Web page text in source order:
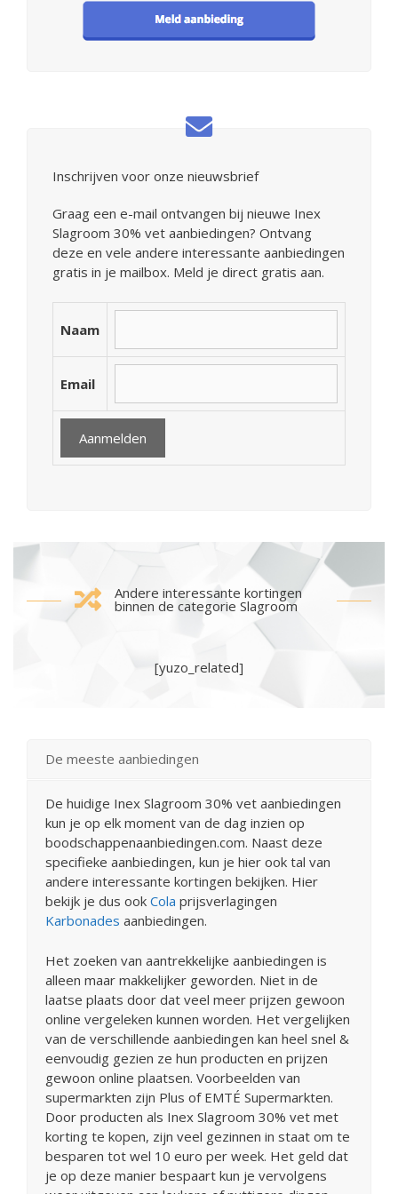
Inschrijven voor onze nieuwsbrief
Graag een e-mail ontvangen bij nieuwe Inex
Slagroom 30% vet aanbiedingen? Ontvang
deze en vele andere interessante aanbiedingen
gratis in je mailbox. Meld je direct gratis aan.
Naam
Email
Andere interessante kortingen
binnen de categorie Slagroom
[yuzo_related]
De meeste aanbiedingen
De huidige Inex Slagroom 30% vet aanbiedingen
kun je op elk moment van de dag inzien op
boodschappenaanbiedingen.com. Naast deze
specifieke aanbiedingen, kun je hier ook tal van
andere interessante kortingen bekijken. Hier
bekijk je dus ook Cola prijsverlagingen
Karbonades aanbiedingen.
Het zoeken van aantrekkelijke aanbiedingen is
alleen maar makkelijker geworden. Niet in de
laatse plaats door dat veel meer prijzen gewoon
online vergeleken kunnen worden. Het vergelijken
van de verschillende aanbiedingen kan heel snel &
eenvoudig gezien ze hun producten en prijzen
gewoon online plaatsen. Voorbeelden van
supermarkten zijn Plus of EMTÉ Supermarkten.
Door producten als Inex Slagroom 30% vet met
korting te kopen, zijn veel gezinnen in staat om te
besparen tot wel 10 euro per week. Het geld dat
je op deze manier bespaart kun je vervolgens